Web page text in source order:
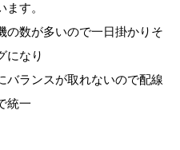
す。
の数が多いので一日掛かりそ
になり
バランスが取れないので配線
統一